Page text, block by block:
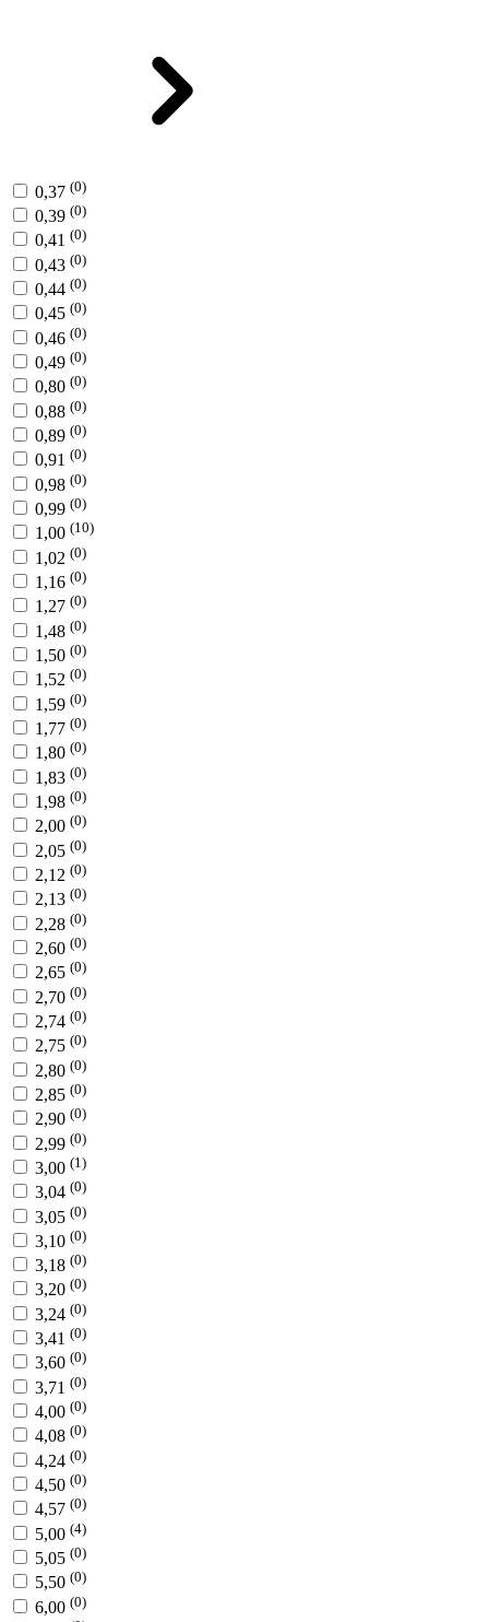
0,37 (0)
0,39 (0)
0,41 (0)
0,43 (0)
0,44 (0)
0,45 (0)
0,46 (0)
0,49 (0)
0,80 (0)
0,88 (0)
0,89 (0)
0,91 (0)
0,98 (0)
0,99 (0)
1,00 (10)
1,02 (0)
1,16 (0)
1,27 (0)
1,48 (0)
1,50 (0)
1,52 (0)
1,59 (0)
1,77 (0)
1,80 (0)
1,83 (0)
1,98 (0)
2,00 (0)
2,05 (0)
2,12 (0)
2,13 (0)
2,28 (0)
2,60 (0)
2,65 (0)
2,70 (0)
2,74 (0)
2,75 (0)
2,80 (0)
2,85 (0)
2,90 (0)
2,99 (0)
3,00 (1)
3,04 (0)
3,05 (0)
3,10 (0)
3,18 (0)
3,20 (0)
3,24 (0)
3,41 (0)
3,60 (0)
3,71 (0)
4,00 (0)
4,08 (0)
4,24 (0)
4,50 (0)
4,57 (0)
5,00 (4)
5,05 (0)
5,50 (0)
6,00 (0)